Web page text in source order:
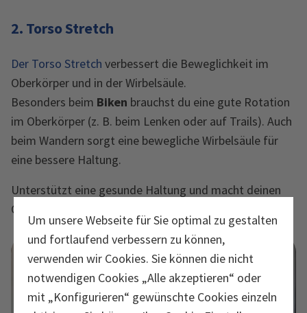
Um unsere Webseite für Sie optimal zu gestalten
und fortlaufend verbessern zu können,
verwenden wir Cookies. Sie können die nicht
notwendigen Cookies „Alle akzeptieren“ oder
mit „Konfigurieren“ gewünschte Cookies einzeln
2. Torso Stretch
Der Torso Stretch verbessert die Beweglichkeit im
Oberkörper und in der Wirbelsäule.
Besonders beim Biken brauchst du eine gute Rotation
im Oberkörper (z. B. beim Lenken oder auf Trails). Auch
beim Wandern sorgt eine bewegliche Wirbelsäule für
eine bessere Haltung.
Unterstützt eine gesunde Haltung und macht deinen
Oberkörper beweglicher.